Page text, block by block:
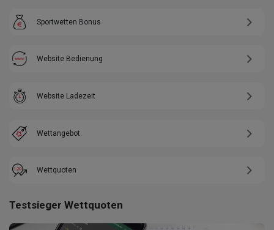
Sportwetten Bonus
Website Bedienung
Website Ladezeit
Wettangebot
Wettquoten
Testsieger Wettquoten